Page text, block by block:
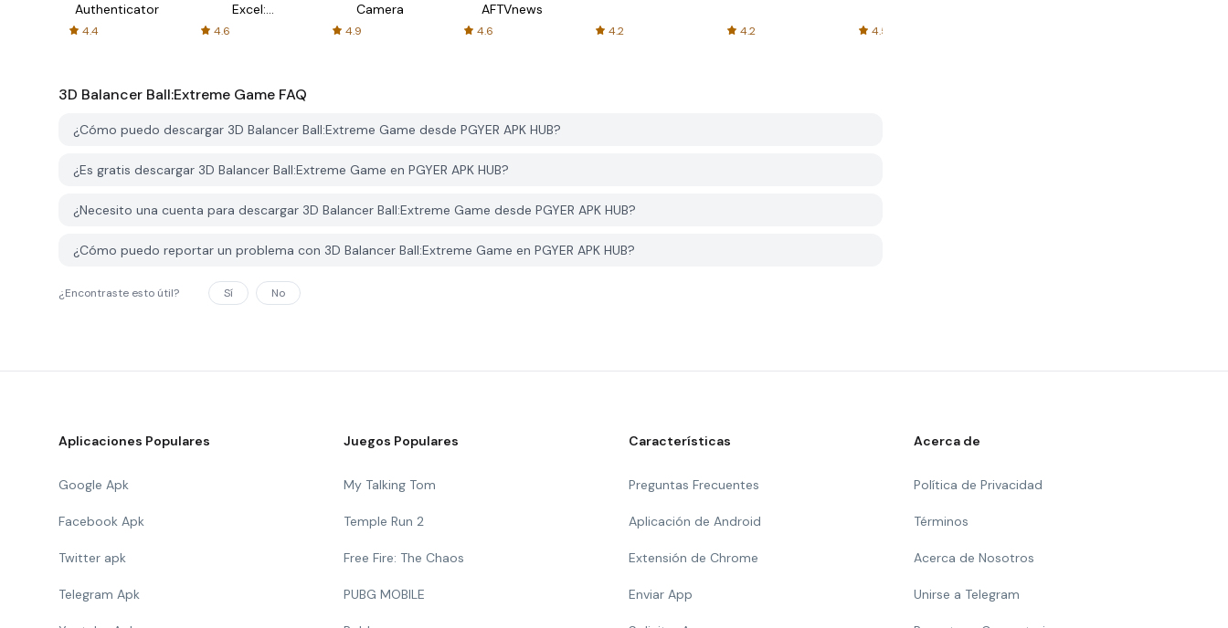
Authenticator
4.4
Excel:
Spreadsheets
4.6
Camera
4.9
AFTVnews
4.6 4.2 4.2 4.5
3D Balancer Ball:Extreme Game FAQ
¿Cómo puedo descargar 3D Balancer Ball:Extreme Game desde PGYER APK HUB?
¿Es gratis descargar 3D Balancer Ball:Extreme Game en PGYER APK HUB?
¿Necesito una cuenta para descargar 3D Balancer Ball:Extreme Game desde PGYER APK HUB?
¿Cómo puedo reportar un problema con 3D Balancer Ball:Extreme Game en PGYER APK HUB?
¿Encontraste esto útil? Sí No
Aplicaciones Populares
Google Apk
Facebook Apk
Twitter apk
Telegram Apk
Juegos Populares
My Talking Tom
Temple Run 2
Free Fire: The Chaos
PUBG MOBILE
Características
Preguntas Frecuentes
Aplicación de Android
Extensión de Chrome
Enviar App
Acerca de
Política de Privacidad
Términos
Acerca de Nosotros
Unirse a Telegram